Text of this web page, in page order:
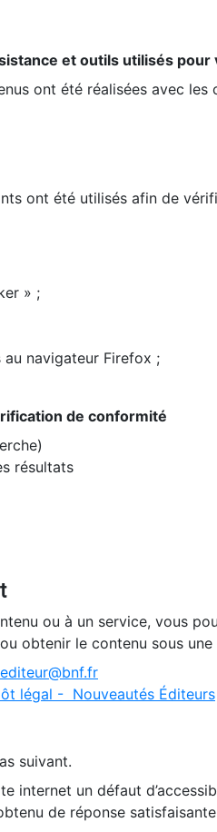
et outils utilisés pour
ont été réalisées avec les
ont été utilisés afin de
» ;
navigateur Firefox ;
de conformité
résultats
ou à un service, vous
obtenir le contenu sous
légal - Nouveautés Éditeurs
suivant.
internet un défaut
de réponse